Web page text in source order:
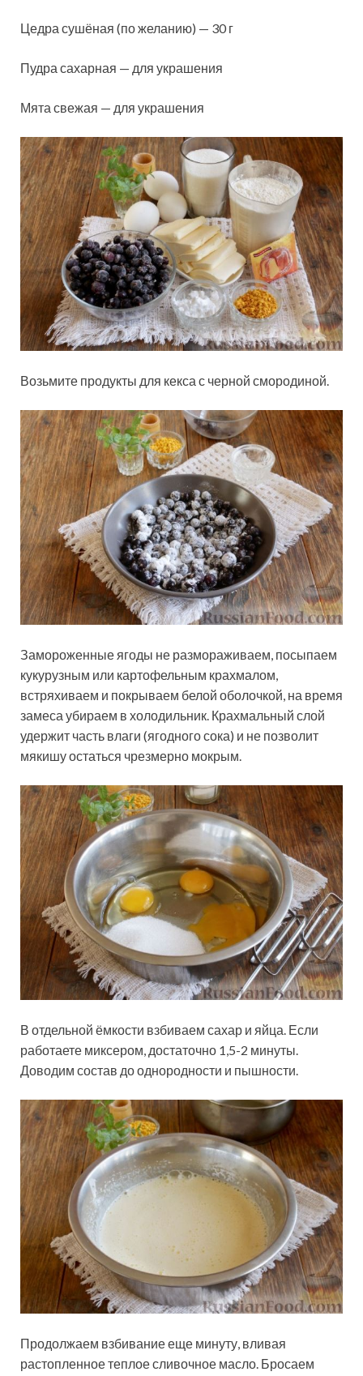
Цедра сушёная (по желанию) — 30 г
Пудра сахарная — для украшения
Мята свежая — для украшения
Возьмите продукты для кекса с черной смородиной.
Замороженные ягоды не размораживаем, посыпаем
кукурузным или картофельным крахмалом,
встряхиваем и покрываем белой оболочкой, на время
замеса убираем в холодильник. Крахмальный слой
удержит часть влаги (ягодного сока) и не позволит
мякишу остаться чрезмерно мокрым.
В отдельной ёмкости взбиваем сахар и яйца. Если
работаете миксером, достаточно 1,5-2 минуты.
Доводим состав до однородности и пышности.
Продолжаем взбивание еще минуту, вливая
растопленное теплое сливочное масло. Бросаем